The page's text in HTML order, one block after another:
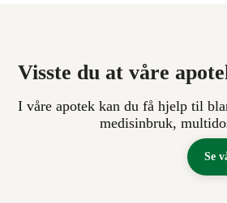
Visste du at våre
I våre apotek kan du få hjelp til
medisinbruk,
Se